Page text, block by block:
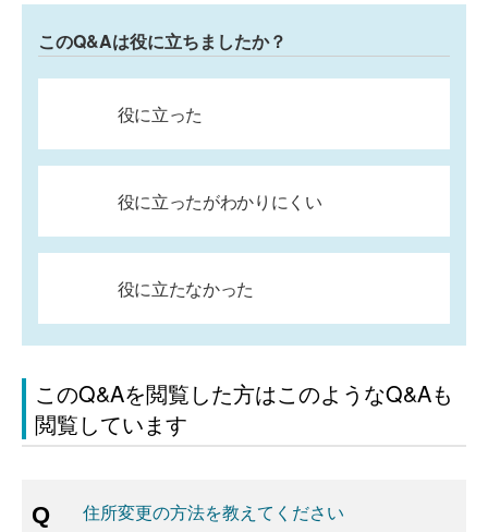
このQ&Aは役に立ちましたか？
役に立った
役に立ったがわかりにくい
役に立たなかった
このQ&Aを閲覧した方はこのようなQ&Aも
閲覧しています
住所変更の方法を教えてください